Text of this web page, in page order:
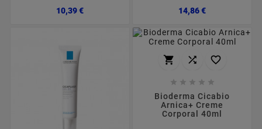
10,39 €Preço 14,86 €Preço
  
    
Bioderma Cicabio
Arnica+ Creme
Corporal 40ml